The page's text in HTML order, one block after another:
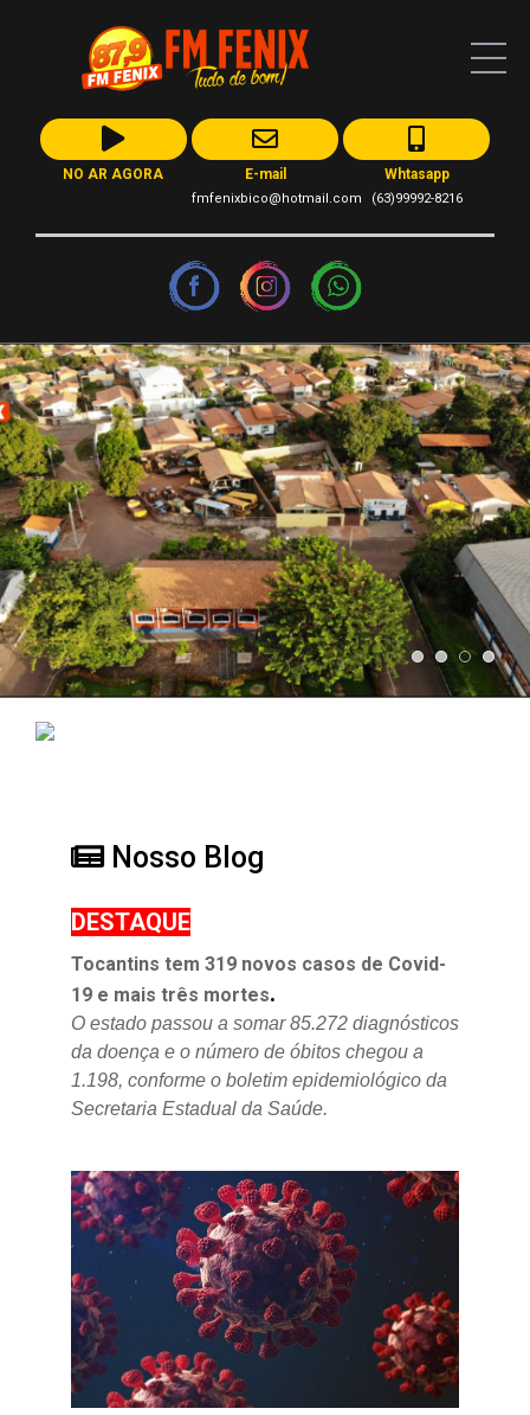
NO AR AGORA E-mail
fmfenixbico@hotmail.com
Whtasapp
(63)99992-8216
Nosso Blog
DESTAQUE
Tocantins tem 319 novos casos de Covid-
19 e mais três mortes.
O estado passou a somar 85.272 diagnósticos
da doença e o número de óbitos chegou a
1.198, conforme o boletim epidemiológico da
Secretaria Estadual da Saúde.